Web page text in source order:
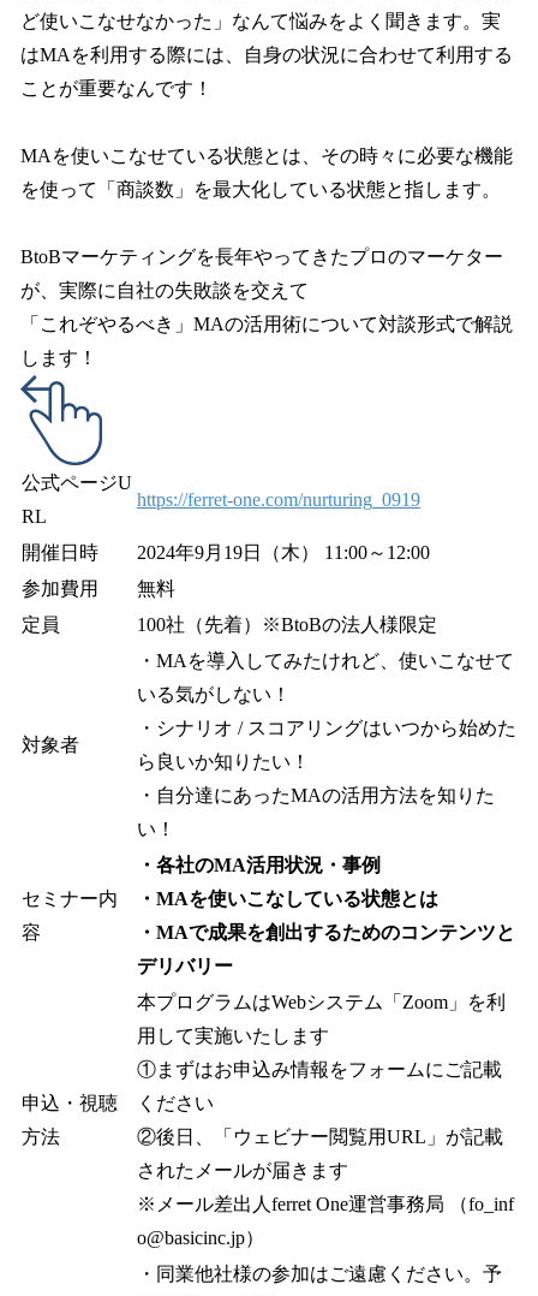
ど使いこなせなかった」なんて悩みをよく聞きます。実
はMAを利用する際には、自身の状況に合わせて利用する
ことが重要なんです！
MAを使いこなせている状態とは、その時々に必要な機能
を使って「商談数」を最大化している状態と指します。
BtoBマーケティングを長年やってきたプロのマーケター
が、実際に自社の失敗談を交えて
「これぞやるべき」MAの活用術について対談形式で解説
します！
公式ページU
RL
https://ferret-one.com/nurturing_0919
開催日時
2024年9月19日（木） 11:00～12:00
参加費用
無料
定員
100社（先着）※BtoBの法人様限定
対象者
・MAを導入してみたけれど、使いこなせて
いる気がしない！
・シナリオ / スコアリングはいつから始めた
ら良いか知りたい！
・自分達にあったMAの活用方法を知りた
い！
セミナー内
容
・各社のMA活用状況・事例
・MAを使いこなしている状態とは
・MAで成果を創出するためのコンテンツと
デリバリー
申込・視聴
方法
本プログラムはWebシステム「Zoom」を利
用して実施いたします
①まずはお申込み情報をフォームにご記載
ください
②後日、「ウェビナー閲覧用URL」が記載
されたメールが届きます
※メール差出人ferret One運営事務局 （fo_inf
o@basicinc.jp）
・同業他社様の参加はご遠慮ください。予